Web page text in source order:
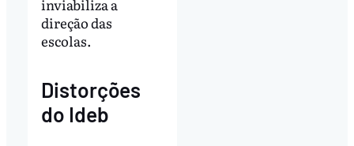
inviabiliza a
direção das
escolas.
Distorções
do Ideb